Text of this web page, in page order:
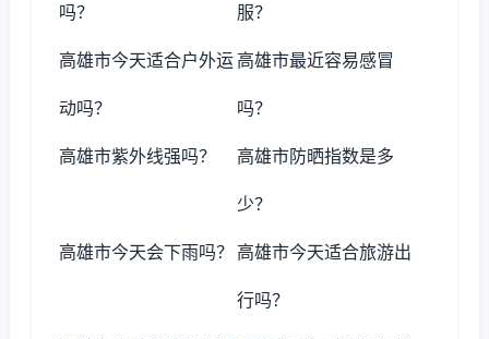
吗？ 服？
高雄市今天适合户外运
动吗？
高雄市最近容易感冒
吗？
高雄市紫外线强吗？ 高雄市防晒指数是多
少？
高雄市今天会下雨吗？ 高雄市今天适合旅游出
行吗？